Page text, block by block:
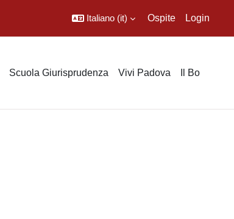
Italiano ‎(it)‎ Ospite Login
Scuola Giurisprudenza Vivi Padova Il Bo